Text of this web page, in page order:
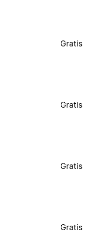
Gratis
Gratis
Gratis
Gratis